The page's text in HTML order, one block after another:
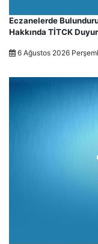
Eczanelerde
Hakkında TİTCK
6 Ağustos 2026